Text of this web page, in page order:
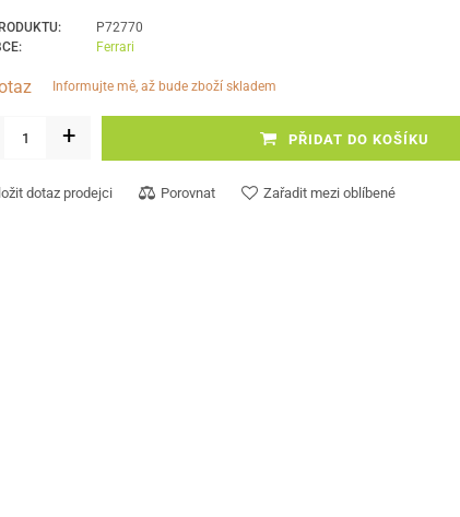
P72770
Ferrari
informujte mě, až bude zboží skladem
+ PŘIDAT DO KOŠÍKU
dotaz prodejci Porovnat Zařadit mezi oblíbené